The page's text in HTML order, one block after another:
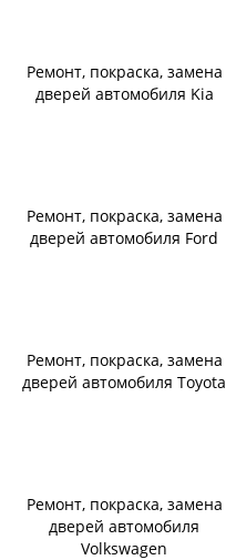
Ремонт, покраска, замена
дверей автомобиля Kia
Ремонт, покраска, замена
дверей автомобиля Ford
Ремонт, покраска, замена
дверей автомобиля Toyota
Ремонт, покраска, замена
дверей автомобиля
Volkswagen